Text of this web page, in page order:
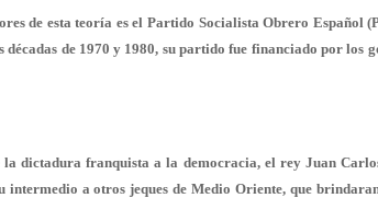
de esta teoría es el Partido Socialista Obrero Español
décadas de 1970 y 1980, su partido fue financiado por los
la dictadura franquista a la democracia, el rey Juan
a otros jeques de Medio Oriente, que